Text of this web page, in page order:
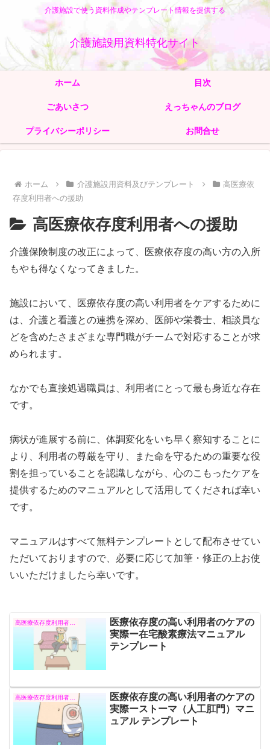
介護施設で使う資料作成やテンプレート情報を提供する
介護施設用資料特化サイト
ホーム 目次
ごあいさつ えっちゃんのブログ
プライバシーポリシー お問合せ
ホーム 介護施設用資料及びテンプレート
高医療依
存度利用者への援助
高医療依存度利用者への援助
介護保険制度の改正によって、医療依存度の高い方の入所
もやも得なくなってきました。
施設において、医療依存度の高い利用者をケアするために
は、介護と看護との連携を深め、医師や栄養士、相談員な
どを含めたさまざまな専門職がチームで対応することが求
められます。
なかでも直接処遇職員は、利用者にとって最も身近な存在
です。
病状が進展する前に、体調変化をいち早く察知することに
より、利用者の尊厳を守り、また命を守るための重要な役
割を担っていることを認識しながら、心のこもったケアを
提供するためのマニュアルとして活用してくだされば幸い
です。
マニュアルはすべて無料テンプレートとして配布させてい
ただいておりますので、必要に応じて加筆・修正の上お使
いいただけましたら幸いです。
医療依存度の高い利用者のケアの
実際ー在宅酸素療法マニュアル
テンプレート
医療依存度の高い利用者のケアの
実際ーストーマ（人工肛門）マニ
ュアル テンプレート